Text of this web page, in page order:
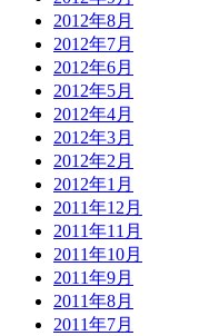
2012年8月
2012年7月
2012年6月
2012年5月
2012年4月
2012年3月
2012年2月
2012年1月
2011年12月
2011年11月
2011年10月
2011年9月
2011年8月
2011年7月